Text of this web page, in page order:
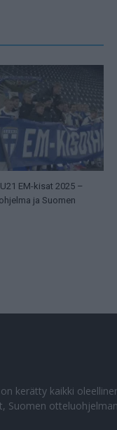
EM-kisat 2025 –
ja Suomen
kerätty kaikki
Suomen